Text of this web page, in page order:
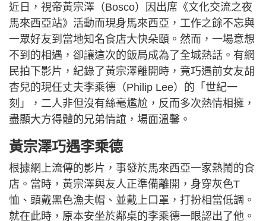
近日，視帝黃宗澤（Bosco）因出席《文化交流之夜
馬來西亞站》活動而現身馬來西亞，工作之餘不忘與
一眾好友到當地知名食店大快朵頤。然而，一場意想
不到的相遇，卻讓這次的飯局成為了全城熱話。有網
民拍下影片，紀錄了黃宗澤離開時，竟巧遇前女友胡
杏兒的現任丈夫李乘德（Philip Lee）的「世紀一
刻」，二人非但沒有絲毫尷尬，反而多次熱情相擁，
盡顯大方得體的兄弟情誼，場面溫馨。
黃宗澤巧遇李乘德
根據網上流傳的影片，事發於馬來西亞一家熱鬧的食
店。當時，黃宗澤與友人正準備離開，身穿灰色T
恤、頭戴黑色漁夫帽、並戴上口罩，打扮相當低調。
就在此時，原本安坐於鄰桌的李乘德一眼認出了他。